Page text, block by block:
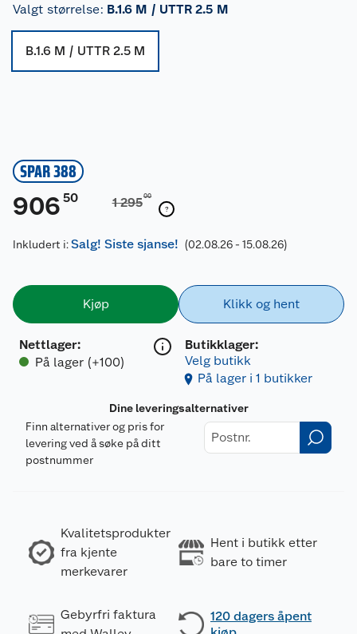
Valgt størrelse: B.1.6 M / UTTR 2.5 M
B.1.6 M / UTTR 2.5 M
SPAR 388
906 50 1 29500
Inkludert i:Salg! Siste sjanse! (02.08.26 - 15.08.26)
Kjøp
Nettlager:
På lager (+100)
Klikk og hent
Butikklager:
Velg butikk
På lager i 1 butikker
Dine leveringsalternativer
Finn alternativer og pris for
levering ved å søke på ditt
postnummer
Kvalitetsprodukter
fra kjente
merkevarer
Hent i butikk etter
bare to timer
Gebyrfri faktura
120 dagers åpent